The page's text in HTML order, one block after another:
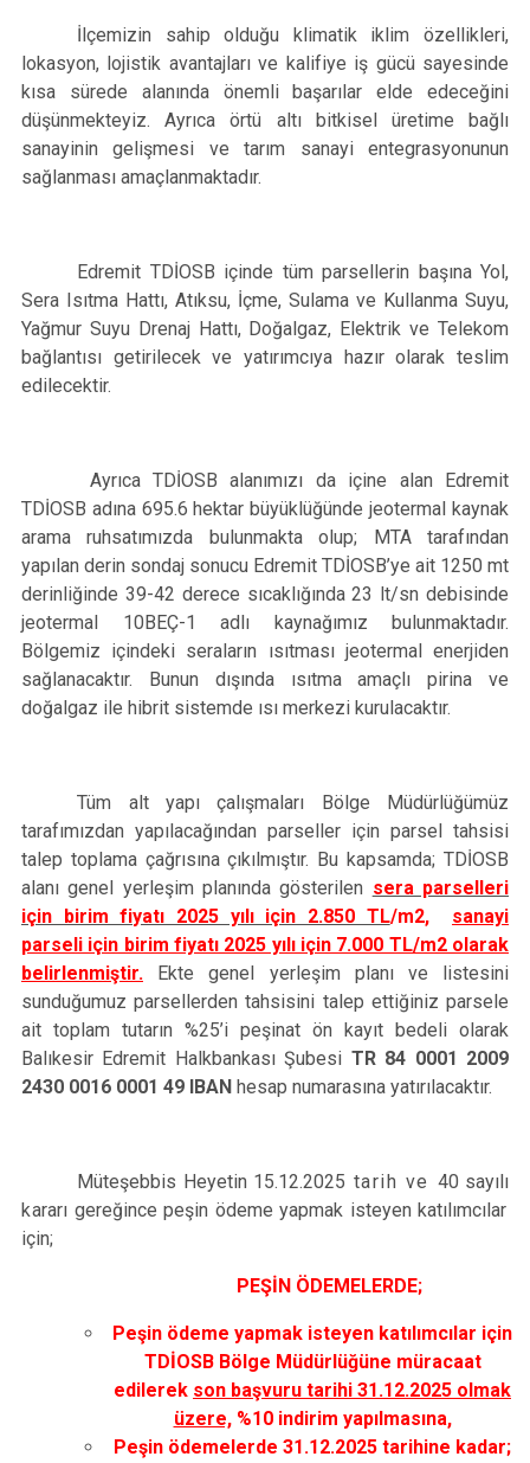
İlçemizin sahip olduğu klimatik iklim özellikleri,
lokasyon, lojistik avantajları ve kalifiye iş gücü sayesinde
kısa sürede alanında önemli başarılar elde edeceğini
düşünmekteyiz. Ayrıca örtü altı bitkisel üretime bağlı
sanayinin gelişmesi ve tarım sanayi entegrasyonunun
sağlanması amaçlanmaktadır.
Edremit TDİOSB içinde tüm parsellerin başına Yol,
Sera Isıtma Hattı, Atıksu, İçme, Sulama ve Kullanma Suyu,
Yağmur Suyu Drenaj Hattı, Doğalgaz, Elektrik ve Telekom
bağlantısı getirilecek ve yatırımcıya hazır olarak teslim
edilecektir.
Ayrıca TDİOSB alanımızı da içine alan Edremit
TDİOSB adına 695.6 hektar büyüklüğünde jeotermal kaynak
arama ruhsatımızda bulunmakta olup; MTA tarafından
yapılan derin sondaj sonucu Edremit TDİOSB’ye ait 1250 mt
derinliğinde 39-42 derece sıcaklığında 23 lt/sn debisinde
jeotermal 10BEÇ-1 adlı kaynağımız bulunmaktadır.
Bölgemiz içindeki seraların ısıtması jeotermal enerjiden
sağlanacaktır. Bunun dışında ısıtma amaçlı pirina ve
doğalgaz ile hibrit sistemde ısı merkezi kurulacaktır.
Tüm alt yapı çalışmaları Bölge Müdürlüğümüz
tarafımızdan yapılacağından parseller için parsel tahsisi
talep toplama çağrısına çıkılmıştır. Bu kapsamda; TDİOSB
alanı genel yerleşim planında gösterilen sera parselleri
için birim fiyatı 2025 yılı için 2.850 TL/m2, sanayi
parseli için birim fiyatı 2025 yılı için 7.000 TL/m2 olarak
belirlenmiştir. Ekte genel yerleşim planı ve listesini
sunduğumuz parsellerden tahsisini talep ettiğiniz parsele
ait toplam tutarın %25’i peşinat ön kayıt bedeli olarak
Balıkesir Edremit Halkbankası Şubesi TR 84 0001 2009
2430 0016 0001 49 IBAN hesap numarasına yatırılacaktır.
Müteşebbis Heyetin 15.12.2025 tarih ve 40 sayılı
kararı gereğince peşin ödeme yapmak isteyen katılımcılar
için;
PEŞİN ÖDEMELERDE;
Peşin ödeme yapmak isteyen katılımcılar için
TDİOSB Bölge Müdürlüğüne müracaat
edilerek son başvuru tarihi 31.12.2025 olmak
üzere,%10 indirim yapılmasına,
Peşin ödemelerde 31.12.2025 tarihine kadar;